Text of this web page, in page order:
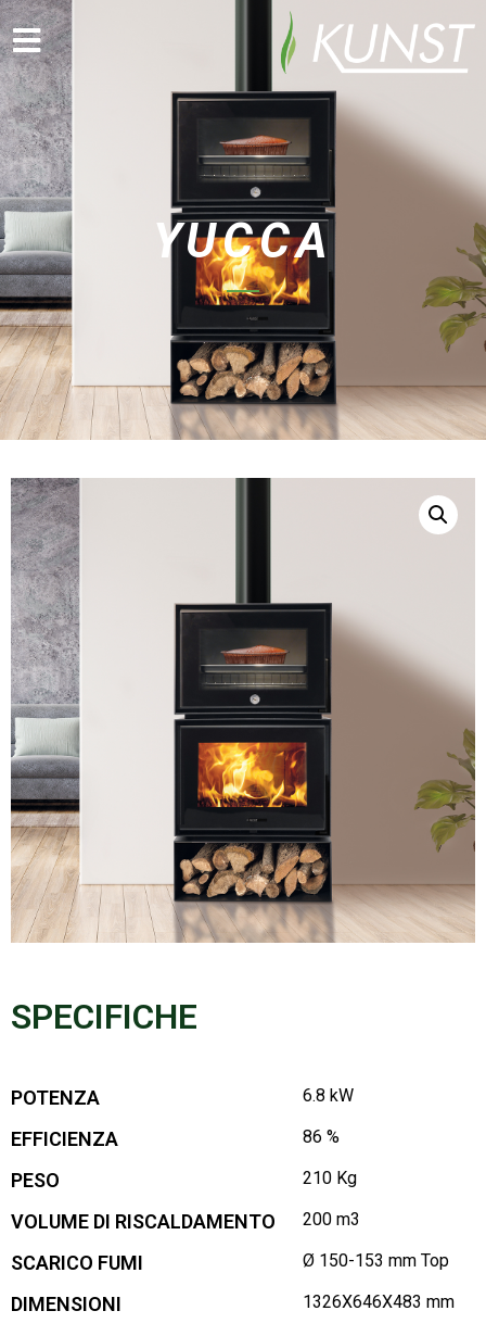
YUCCA
SPECIFICHE
POTENZA
EFFICIENZA
PESO
VOLUME DI RISCALDAMENTO
SCARICO FUMI
DIMENSIONI
6.8 kW
86 %
210 Kg
200 m3
Ø 150-153 mm Top
1326X646X483 mm